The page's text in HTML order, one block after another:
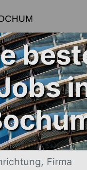
Firma